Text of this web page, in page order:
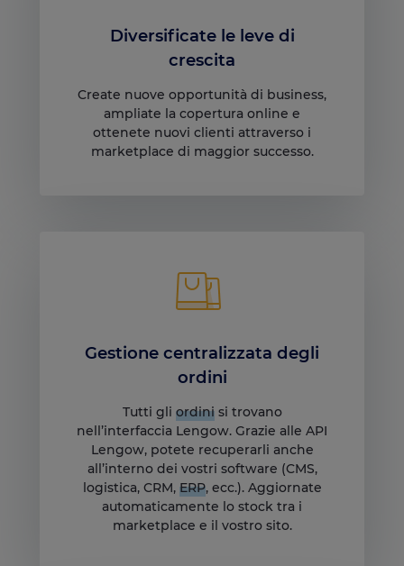
Diversificate le leve di
crescita
Create nuove opportunità di business,
ampliate la copertura online e
ottenete nuovi clienti attraverso i
marketplace di maggior successo.
Gestione centralizzata degli
ordini
Tutti gli ordinisi trovano
nell’interfaccia Lengow. Grazie alle API
Lengow, potete recuperarli anche
all’interno dei vostri software (CMS,
logistica, CRM, ERP, ecc.). Aggiornate
automaticamente lo stock tra i
marketplace e il vostro sito.